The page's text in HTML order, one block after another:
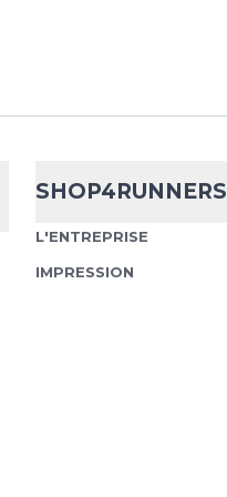
SHOP4RUNNERS
L'ENTREPRISE
IMPRESSION